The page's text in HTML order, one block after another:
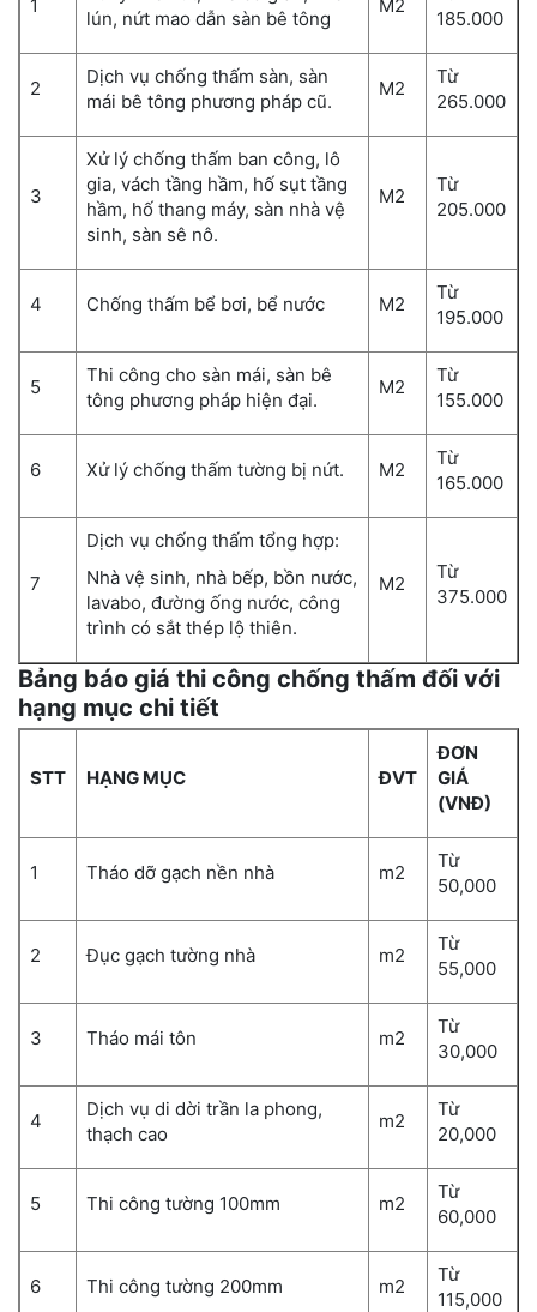
1
lún, nứt mao dẫn sàn bê tông
M2
185.000
2
Dịch vụ chống thấm sàn, sàn
mái bê tông phương pháp cũ.
M2
Từ
265.000
3
Xử lý chống thấm ban công, lô
gia, vách tầng hầm, hố sụt tầng
hầm, hố thang máy, sàn nhà vệ
sinh, sàn sê nô.
M2
Từ
205.000
4 Chống thấm bể bơi, bể nước M2
Từ
195.000
5
Thi công cho sàn mái, sàn bê
tông phương pháp hiện đại.
M2
Từ
155.000
6 Xử lý chống thấm tường bị nứt. M2
Từ
165.000
7
Dịch vụ chống thấm tổng hợp:
Nhà vệ sinh, nhà bếp, bồn nước,
lavabo, đường ống nước, công
trình có sắt thép lộ thiên.
M2
Từ
375.000
Bảng báo giá thi công chống thấm đối với
hạng mục chi tiết
STT HẠNG MỤC ĐVT
ĐƠN
GIÁ
(VNĐ)
1 Tháo dỡ gạch nền nhà m2
Từ
50,000
2 Đục gạch tường nhà m2
Từ
55,000
3 Tháo mái tôn m2
Từ
30,000
4
Dịch vụ di dời trần la phong,
thạch cao
m2
Từ
20,000
5 Thi công tường 100mm m2
Từ
60,000
6 Thi công tường 200mm m2
Từ
115,000